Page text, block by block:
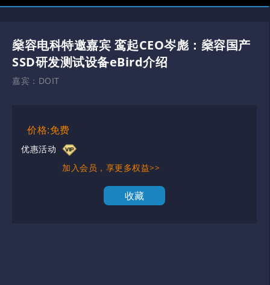
燊容电科特邀嘉宾 鸾起CEO岑彪：燊容国产
SSD研发测试设备eBird介绍
嘉宾： DOIT
价格:免费
优惠活动
加入会员，享更多权益>>
收藏